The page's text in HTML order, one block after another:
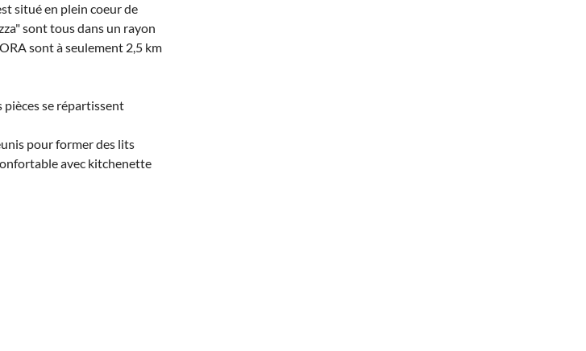
situé en plein coeur de
sont tous dans un rayon
sont à seulement 2,5 km
pièces se répartissent
pour former des lits
avec kitchenette